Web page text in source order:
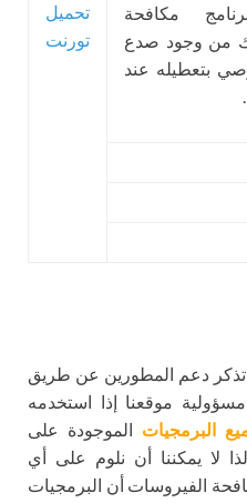
تحميل
تورنت
مكافحة
من وجود صدع
بتعطيله عند
دعم المطورين عن طريق
موقعنا إذا استخدمه
البرمجيات الموجودة على
لا يمكننا أن نلوم على أي
الفيروسات أن البرمجيات